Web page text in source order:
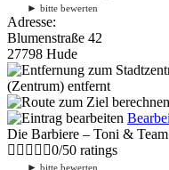
► bitte bewerten
Adresse:
Blumenstraße 42
27798 Hude
(Zentrum) entfernt
Die Barbiere – Toni & Team
0/50 ratings
► bitte bewerten